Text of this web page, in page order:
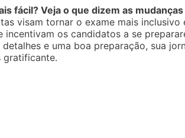
fácil? Veja o que dizem as mudanças
visam tornar o exame mais inclusivo
os candidatos a se
e uma boa preparação, sua
gratificante.